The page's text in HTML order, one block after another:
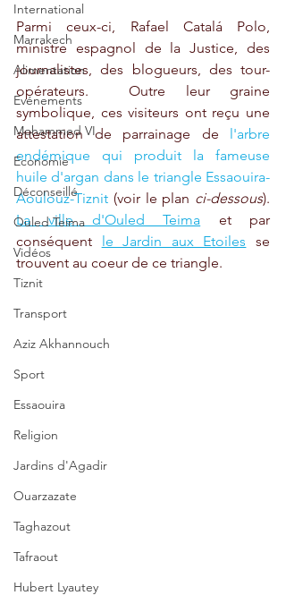
International
Marrakech
Alimentation
Evénements
Mohammed VI
Economie
Déconseillé
Ouled Teima
Vidéos
Tiznit
Transport
Aziz Akhannouch
Sport
Essaouira
Religion
Jardins d'Agadir
Ouarzazate
Taghazout
Tafraout
Hubert Lyautey
Parmi ceux-ci, Rafael Catalá Polo,
ministre espagnol de la Justice, des
journalistes, des blogueurs, des tour-
opérateurs.  Outre leur graine
symbolique, ces visiteurs ont reçu une
attestation de parrainage de l'arbre
endémique qui produit la fameuse
huile d'argan dans le triangle Essaouira-
Aoulouz-Tiznit (voir le plan ci-dessous
La ville d'Ouled Teima et par
conséquent le Jardin aux Etoiles se
trouvent au coeur de ce triangle.